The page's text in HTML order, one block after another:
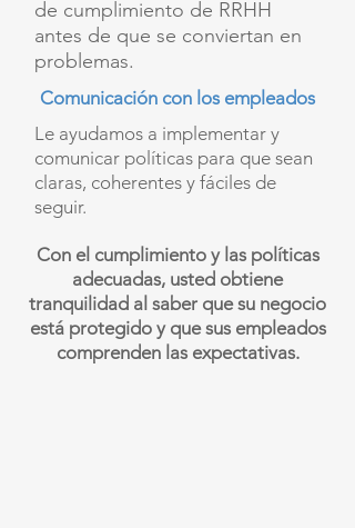
de cumplimiento de RRHH
antes de que se conviertan en
problemas.
Comunicación con los empleados
Le ayudamos a implementar y
comunicar políticas para que sean
claras, coherentes y fáciles de
seguir.
Con el cumplimiento y las políticas
adecuadas, usted obtiene
tranquilidad al saber que su negocio
está protegido y que sus empleados
comprenden las expectativas.